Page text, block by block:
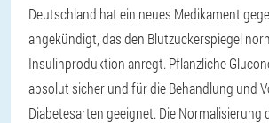
Deutschland hat ein neues Medikament
angekündigt, das den Blutzuckerspiegel
Insulinproduktion anregt. Pflanzliche
absolut sicher und für die Behandlung und
Diabetesarten geeignet. Die Normalisierung